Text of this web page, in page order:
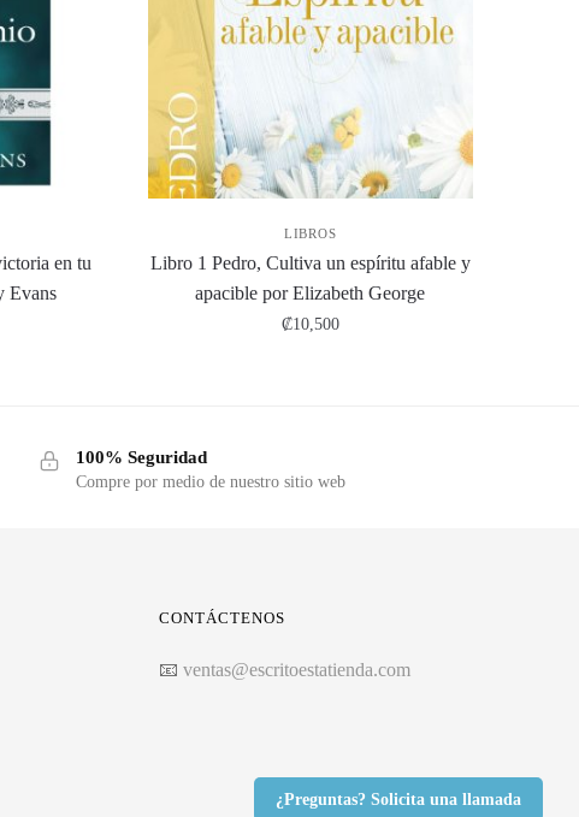
¿Preguntas? Solicita una llamada
en tu
Evans
LIBROS
Libro 1 Pedro, Cultiva un espíritu afable y
apacible por Elizabeth George
₡10,500
100% Seguridad
Compre por medio de nuestro sitio web
CONTÁCTENOS
📧 ventas@escritoestatienda.com